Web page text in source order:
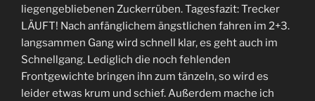
liegengebliebenen Zuckerrüben. Tagesfazit: Trecker
LÄUFT! Nach anfänglichem ängstlichen fahren im 2+3.
langsammen Gang wird schnell klar, es geht auch im
Schnellgang. Lediglich die noch fehlenden
Frontgewichte bringen ihn zum tänzeln, so wird es
leider etwas krum und schief. Außerdem mache ich